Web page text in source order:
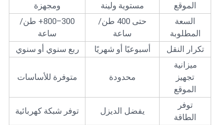
الموقع
مستوية ولينة
ومجهزة
السعة
المطلوبة
حتى 400 طن/
ساعة
300–800+ طن/
ساعة
تكرار النقل
أسبوعيًا أو شهريًا
ربع سنوي أو سنوي
ميزانية
تجهيز
الموقع
محدودة متوفرة للأساسات
توفر
الطاقة
يفضل الديزل توفر شبكة كهربائية